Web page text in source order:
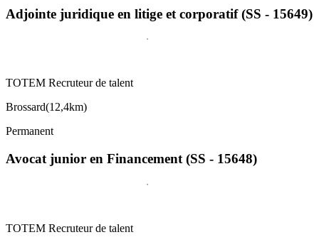
Adjointe juridique en litige et corporatif (SS - 15649)
TOTEM Recruteur de talent
Brossard(12,4km)
Permanent
Avocat junior en Financement (SS - 15648)
TOTEM Recruteur de talent